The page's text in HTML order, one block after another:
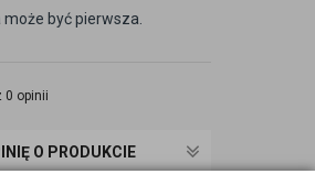
być pierwsza.
0 opinii
O PRODUKCIE